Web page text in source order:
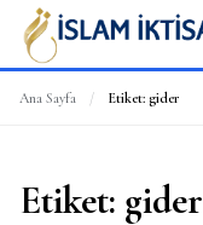
Ana Sayfa / Etiket: gider
Etiket: gider